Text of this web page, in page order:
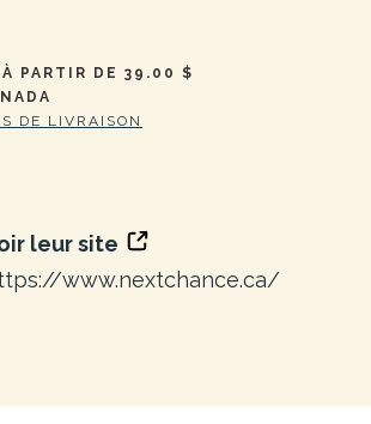
PARTIR DE 39.00 $
DE LIVRAISON
leur site
www.nextchance.ca/